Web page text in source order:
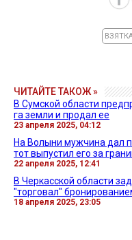
ЧИТАЙТЕ ТАКОЖ »
В Сумской области
га земли и продал ее
23 апреля 2025, 04:12
На Волыни мужчина дал
тот выпустил его за
22 апреля 2025, 12:41
В Черкасской области
"торговал"
18 апреля 2025, 23:05